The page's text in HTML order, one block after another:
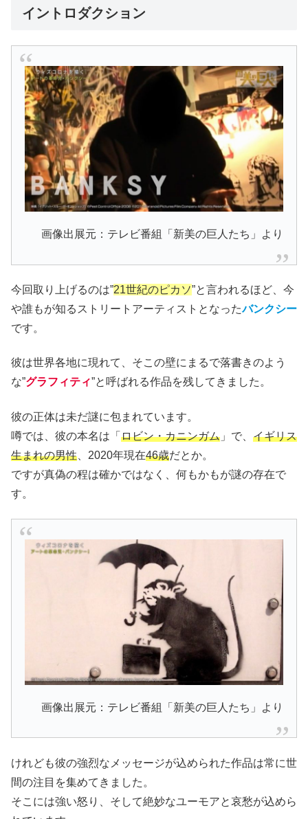
イントロダクション
画像出展元：テレビ番組「新美の巨人たち」より
今回取り上げるのは”21世紀のピカソ”と言われるほど、今
や誰もが知るストリートアーティストとなったバンクシー
です。
彼は世界各地に現れて、そこの壁にまるで落書きのよう
な”グラフィティ”と呼ばれる作品を残してきました。
彼の正体は未だ謎に包まれています。
噂では、彼の本名は「 ロビン・カニンガム 」で、 イギリス
生まれの男性 、2020年現在46歳だとか。
ですが真偽の程は確かではなく、何もかもが謎の存在で
す。
画像出展元：テレビ番組「新美の巨人たち」より
けれども彼の強烈なメッセージが込められた作品は常に世
間の注目を集めてきました。
そこには強い怒り、そして絶妙なユーモアと哀愁が込めら